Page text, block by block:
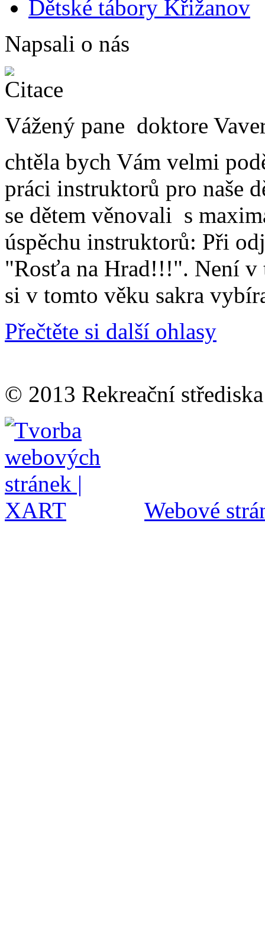
Dětské tábory Křižanov
Napsali o nás
Vážený pane doktore
chtěla bych Vám velmi
práci instruktorů pro naše
se dětem věnovali s
úspěchu instruktorů: Při
"Rosťa na Hrad!!!". Není v
si v tomto věku sakra
Přečtěte si další ohlasy
© 2013 Rekreační
Webové